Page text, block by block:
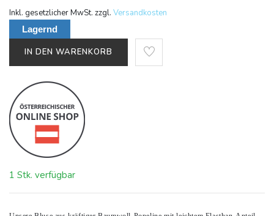
Inkl. gesetzlicher MwSt. zzgl. Versandkosten
Lagernd
IN DEN WARENKORB
1 Stk. verfügbar